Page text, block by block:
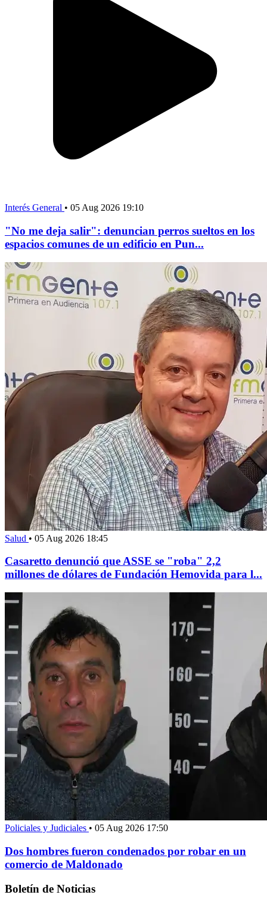
Interés General • 05 Aug 2026 19:10
"No me deja salir": denuncian perros sueltos en los
espacios comunes de un edificio en Pun...
Salud • 05 Aug 2026 18:45
Casaretto denunció que ASSE se "roba" 2,2
millones de dólares de Fundación Hemovida para l...
Policiales y Judiciales • 05 Aug 2026 17:50
Dos hombres fueron condenados por robar en un
comercio de Maldonado
Boletín de Noticias